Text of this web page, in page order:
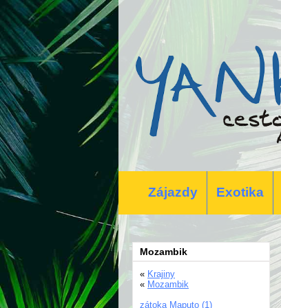
Zájazdy Exotika
Mozambik
« Krajiny
« Mozambik
zátoka Maputo (1)